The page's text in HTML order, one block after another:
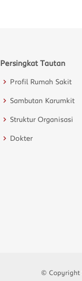
Persingkat Tautan
Profil Rumah Sakit
Sambutan Karumkit
Struktur Organisasi
Dokter
© Copyright